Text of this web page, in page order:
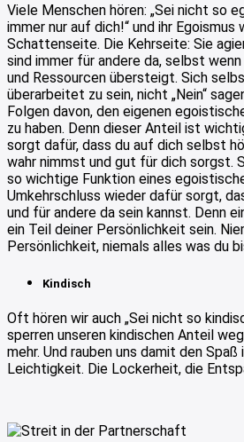
Viele Menschen hören: „Sei nicht so
immer nur auf dich!“ und ihr Egoismus
Schattenseite. Die Kehrseite: Sie
sind immer für andere da, selbst
und Ressourcen übersteigt. Sich
überarbeitet zu sein, nicht „Nein“
Folgen davon, den eigenen
zu haben. Denn dieser Anteil ist
sorgt dafür, dass du auf dich selbst
wahr nimmst und gut für dich sorgst.
so wichtige Funktion eines
Umkehrschluss wieder dafür sorgt,
und für andere da sein kannst. Denn
ein Teil deiner Persönlichkeit sein.
Persönlichkeit, niemals alles was du
Kindisch
Oft hören wir auch „Sei nicht so
sperren unseren kindischen Anteil
mehr. Und rauben uns damit den Spaß
Leichtigkeit. Die Lockerheit, die